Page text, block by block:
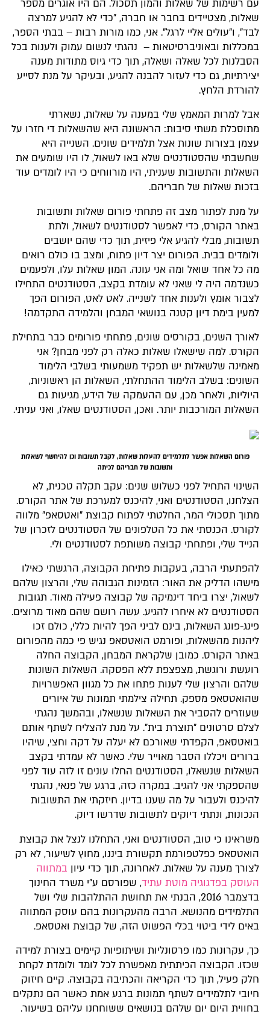
עם רשימות של שאלות והמון תסכול. הם היו אוגרים מספר
שאלות, מצטיידים בחבר או חברה, "כדי לא להגיע למרצה
לבד", ו"עולים אליי לרגל". אני, כמו מורות רבות – בבתי הספר,
במכללות ובאוניברסיטאות – נהגתי לנשום עמוק ולענות בכל
הסבלנות לכל שאלה ושאלה, תוך כדי גיוס מתודות מענה
יצירתיות, גם כדי לעזור להבנה להגיע, ובעיקר על מנת לסייע
להורדת הלחץ.
אבל למרות המאמץ שלי במענה על שאלות, נשארתי
מתוסכלת משתי סיבות: הראשונה היא שהשאלות די חזרו על
עצמן בצורות שונות אצל תלמידים שונים. השנייה היא
שחשבתי שהסטודנטים שלא באו לשאול, לו היו שומעים את
השאלות והתשובות שעניתי, היו מורווחים כי היו לומדים עוד
בזכות שאלות של חבריהם.
על מנת לפתור מצב זה פתחתי פורום שאלות ותשובות
באתר הקורס, כדי לאפשר לסטודנטים לשאול, ולתת
תשובות, מבלי להגיע אלי פיזית, תוך כדי שהם יושבים
ולומדים בבית. הפורום יצר דיון פתוח, ומצב בו כולם רואים
מה כל אחד שואל ומה אני עונה. המון שאלות עלו, ולפעמים
כשנדמה היה לי שאני לא עומדת בקצב, הסטודנטים התחילו
לצבור אומץ ולענות אחד לשנייה. לאט לאט, הפורום הפך
למעין בימת דיון קטנה בנושאי המבחן והלמידה התקדמה!
לאורך השנים, בקורסים שונים, פתחתי פורומים כבר בתחילת
הקורס. למה שישאלו שאלות כאלה רק לפני מבחן? אני
מאמינה שלשאלות יש תפקיד משמעותי בשלבי הלימוד
השונים: בשלב הלימוד ההתחלתי, השאלות הן ראשוניות,
היוליות, ולאחר מכן, עם ההעמקה של הידע, מגיעות גם
השאלות המורכבות יותר. ואכן, הסטודנטים שאלו, ואני עניתי.
פורום השאלות אפשר לתלמידים להעלות שאלות, לקבל תשובות וכן להיחשף לשאלות
ותשובות של חבריהם לכיתה
השינוי התחיל לפני כשלוש שנים: עקב תקלה טכנית, לא
הצלחנו, הסטודנטים ואני, להיכנס למערכת של אתר הקורס.
מתוך תסכולי המר, החלטתי לפתוח קבוצת "ואטסאפ" מלווה
לקורס. הכנסתי את כל הטלפונים של הסטודנטים לזכרון של
הנייד שלי, ופתחתי קבוצה משותפת לסטודנטים ולי.
להפתעתי הרבה, בעקבות פתיחת הקבוצה, הרגשתי כאילו
מישהו הדליק את האור: הזמינות הגבוהה שלי, והרצון שלהם
לשאול, יצרו ביחד דינמיקה של קבוצה פעילה מאוד. תגובות
הסטודנטים לא איחרו להגיע. עשה רושם שהם מאוד מרוצים.
פינג-פונג השאלות, בינם לביני הפך להיות כללי, כולם זכו
ליהנות מהשאלות, ופורמט הואטסאפ נגיש פי כמה מהפורום
באתר הקורס. כמובן שלקראת המבחן, הקבוצה החלה
רועשת ורוגשת, מצפצפת ללא הפסקה. השאלות השונות
שלהם והרצון שלי לענות פתחו את כל מגוון האפשרויות
שהואטסאפ מספק. תחילה צילמתי תמונות של איורים
שעוזרים להסביר את השאלות שנשאלו, ובהמשך נהגתי
לצלם סרטונים "תוצרת בית". על מנת להצליח לשתף אותם
בואטסאפ, הקפדתי שאורכם לא יעלה על דקה וחצי, שיהיו
ברורים ויכללו הסבר מאוייר שלי. כאשר לא עמדתי בקצב
השאלות שנשאלו, הסטודנטים החלו עונים זו לזה עוד לפני
שהספקתי אני להגיב. במקרה כזה, ברגע של פנאי, נהגתי
להיכנס ולעבור על מה שענו בדיון. חיזקתי את התשובות
הנכונות, ונתתי דיוקים לתשובות שדרשו דיוק.
משראינו כי טוב, הסטודנטים ואני, התחלנו לנצל את קבוצת
הואטסאפ כפלטפורמת תקשורת ביננו, מחוץ לשיעור, לא רק
לצורך מענה על שאלות. לאחרונה, תוך כדי עיון במתווה
העוסק בפדגוגיה מוטת עתיד, שפורסם ע"י משרד החינוך
בדצמבר 2016, הבנתי את תחושת ההתלהבות שלי ושל
התלמידים מהנושא. הרבה מהעקרונות בהם עוסק המתווה
באים לידי ביטוי בכלי הפשוט הזה, של קבוצת ואטסאפ.
כך, עקרונות כמו פרסונליות ושיתופיות קיימים בצורת למידה
שכזו. הקבוצה הכיתתית מאפשרת לכל לומד ולומדת לקחת
חלק פעיל, תוך כדי הקריאה והכתיבה בקבוצה. קיים חיזוק
חיובי לתלמידים לשתף תמונות ברגע אמת כאשר הם נתקלים
בחווית היום יום שלהם בנושאים ששוחחנו עליהם בשיעור.